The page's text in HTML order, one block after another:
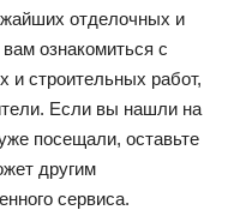
отделочных и
ознакомиться с
и строительных работ,
Если вы нашли на
посещали, оставьте
другим
сервиса.